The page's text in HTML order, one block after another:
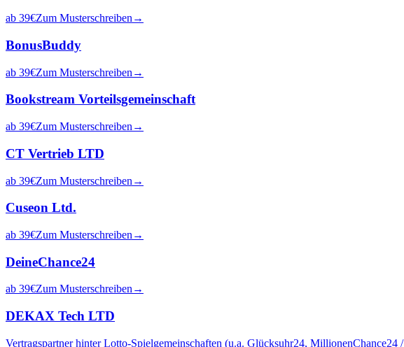
ab 39€Zum Musterschreiben →
BonusBuddy
ab 39€Zum Musterschreiben →
Bookstream Vorteilsgemeinschaft
ab 39€Zum Musterschreiben →
CT Vertrieb LTD
ab 39€Zum Musterschreiben →
Cuseon Ltd.
ab 39€Zum Musterschreiben →
DeineChance24
ab 39€Zum Musterschreiben→
DEKAX Tech LTD
Vertragspartner hinter Lotto-Spielgemeinschaften (u.a. Glücksuhr24,